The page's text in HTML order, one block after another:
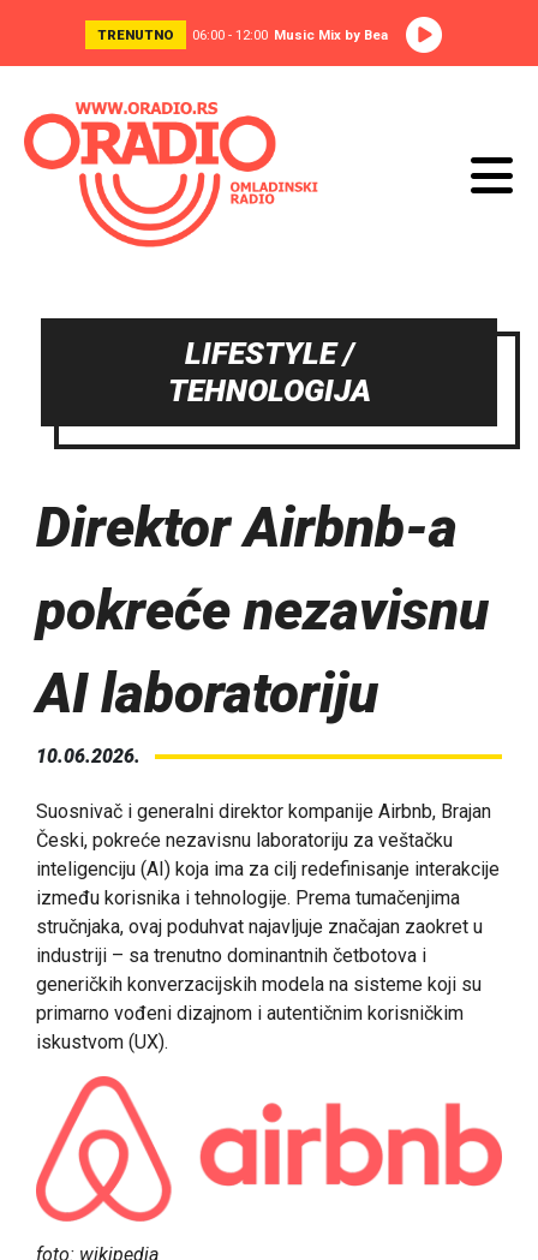
TRENUTNO 06:00 - 12:00 Music Mix by Bea
LIFESTYLE /
TEHNOLOGIJA
Direktor Airbnb-a
pokreće nezavisnu
AI laboratoriju
10.06.2026.
Suosnivač i generalni direktor kompanije Airbnb, Brajan
Česki, pokreće nezavisnu laboratoriju za veštačku
inteligenciju (AI) koja ima za cilj redefinisanje interakcije
između korisnika i tehnologije. Prema tumačenjima
stručnjaka, ovaj poduhvat najavljuje značajan zaokret u
industriji – sa trenutno dominantnih četbotova i
generičkih konverzacijskih modela na sisteme koji su
primarno vođeni dizajnom i autentičnim korisničkim
iskustvom (UX).
foto: wikipedia